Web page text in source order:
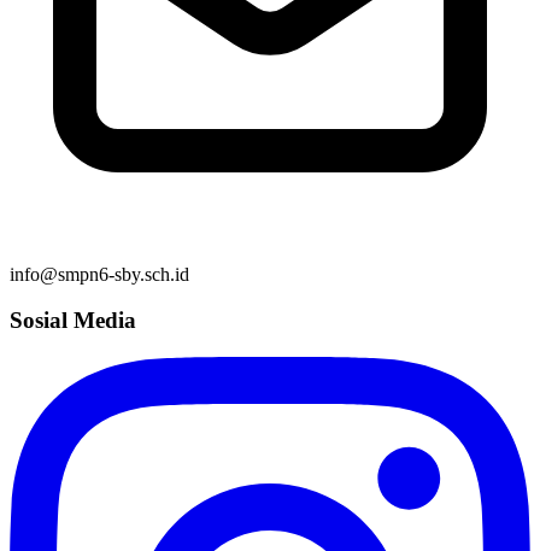
info@smpn6-sby.sch.id
Sosial Media